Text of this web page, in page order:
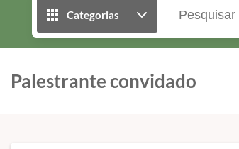
Categorias
Palestrante convidado